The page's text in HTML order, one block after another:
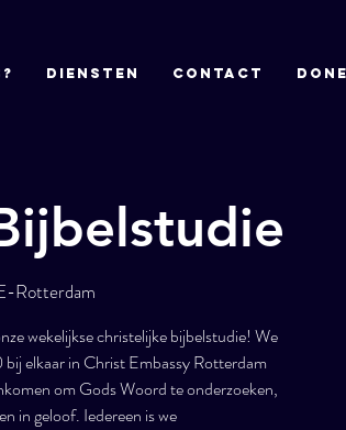
DIENSTEN CONTACT
Rotterdam
wekelijkse christelijke bijbelstudie! We
elkaar in Christ Embassy Rotterdam
om Gods Woord te onderzoeken,
in geloof. Iedereen is we